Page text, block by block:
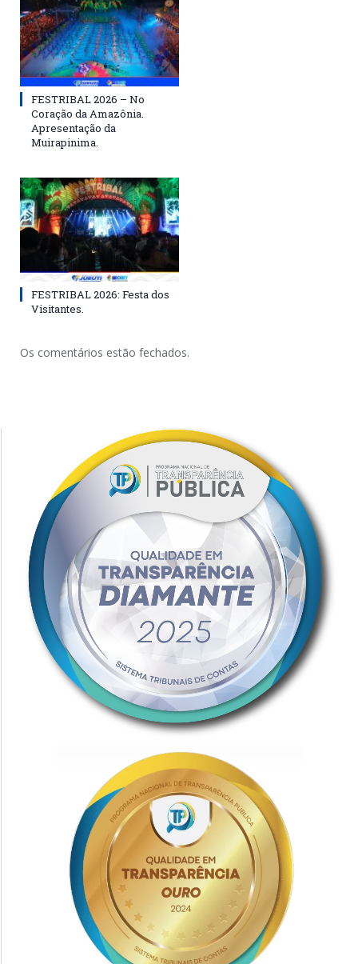
FESTRIBAL 2026 – No
Coração da Amazônia.
Apresentação da
Muirapinima.
FESTRIBAL 2026: Festa dos
Visitantes.
Os comentários estão fechados.